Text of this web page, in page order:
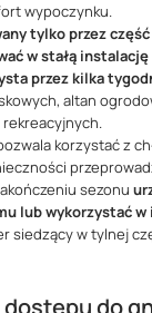
wypoczynku.
tylko przez
w stałą
przez kilka
altan
korzystać z
sezonu
lub wykorzystać
do